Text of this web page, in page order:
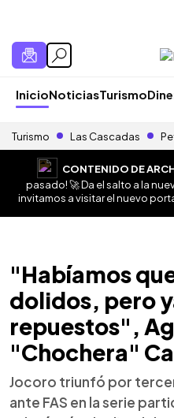
InicioNoticiasTurismo
Turismo Las Cascadas
CONTENIDO DE
pasado! 🚀 Da el salto a la
invitamos a visitar el nuevo
"Habíamos
dolidos, pero
repuestos",
"Chochera"
Jocoro triunfó por
ante FAS en la serie